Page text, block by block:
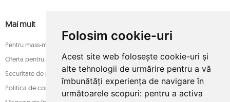
Folosim cookie-uri
Acest site web folosește cookie-uri și
alte tehnologii de urmărire pentru a vă
îmbunătăți experiența de navigare în
următoarele scopuri: pentru a activa
Mai mult
Pentru mass-media
Oferta pentru companii
Securitate de plată
Politica de confidențialitate